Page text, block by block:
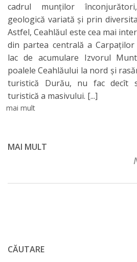
cadrul munţilor
geologică variată şi prin
Astfel, Ceahlăul este cea mai
din partea centrală a
lac de acumulare Izvorul
poalele Ceahlăului la nord şi
turistică Durău, nu fac decît
turistică a masivului. [...]
mai mult
MAI MULT
CĂUTARE